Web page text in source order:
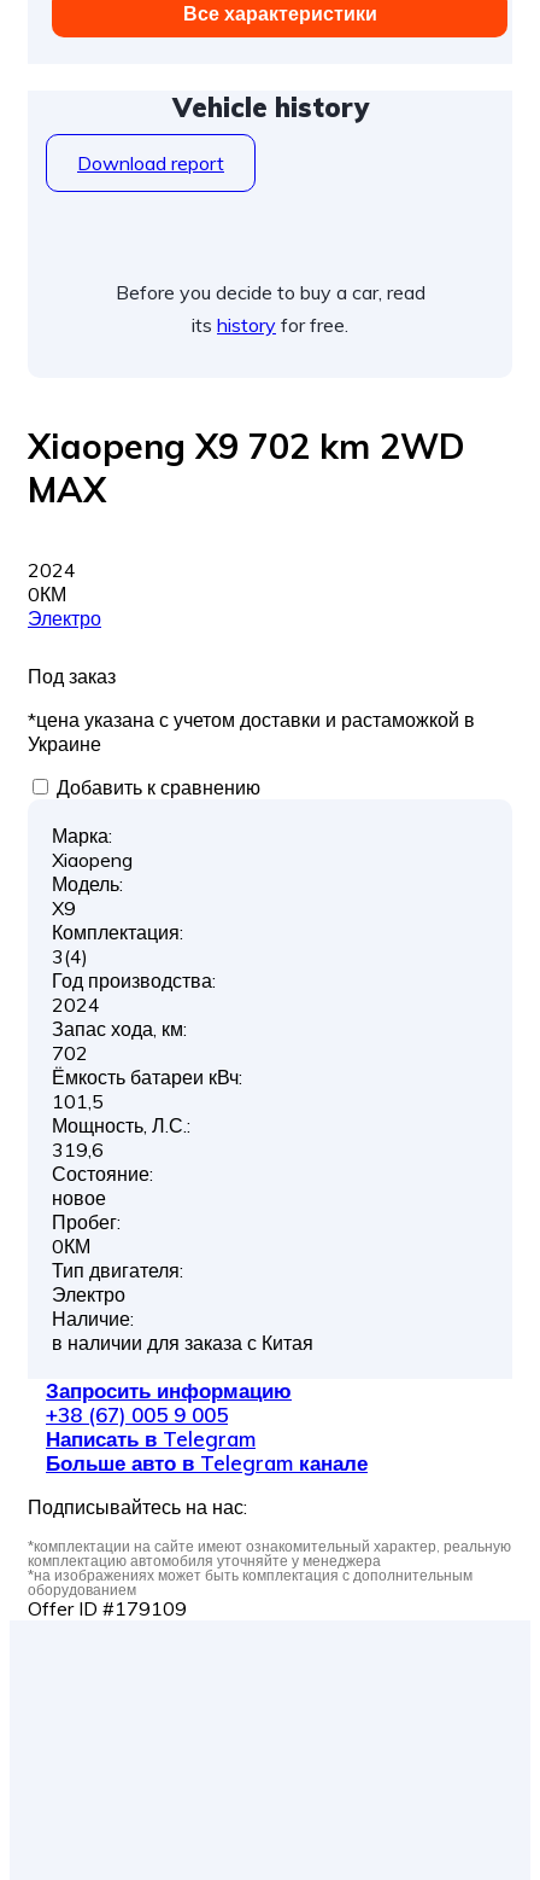
Все характеристики
Vehicle history
Download report
Before you decide to buy a car, read
its history for free.
Xiaopeng X9 702 km 2WD
MAX
2024
0КМ
Электро
Под заказ
*цена указана с учетом доставки и растаможкой в
Украине
Добавить к сравнению
Марка:
Xiaopeng
Модель:
X9
Комплектация:
3(4)
Год производства:
2024
Запас хода, км:
702
Ёмкость батареи кВч:
101,5
Мощность, Л.С.:
319,6
Состояние:
новое
Пробег:
0КМ
Тип двигателя:
Электро
Наличие:
в наличии для заказа с Китая
Запросить информацию
+38 (67) 005 9 005
Написать в Telegram
Больше авто в Telegram канале
Подписывайтесь на нас:
*комплектации на сайте имеют ознакомительный характер, реальную
комплектацию автомобиля уточняйте у менеджера
*на изображениях может быть комплектация с дополнительным
оборудованием
Offer ID #179109